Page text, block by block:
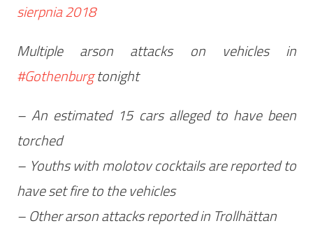
sierpnia 2018
Multiple arson attacks on vehicles in
#Gothenburgtonight
– An estimated 15 cars alleged to have been
torched
– Youths with molotov cocktails are reported to
have set fire to the vehicles
– Other arson attacks reported in Trollhättan